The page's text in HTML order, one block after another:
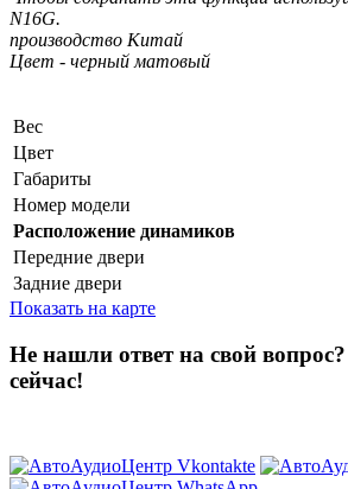
N16G.
производство Китай
Цвет - черный матовый
Вес
Цвет
Габариты
Номер модели
Расположение динамиков
Передние двери
Задние двери
Показать на карте
Не нашли ответ на свой вопрос?
сейчас!